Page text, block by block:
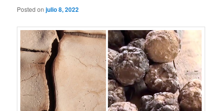
Posted onjulio 8, 2022